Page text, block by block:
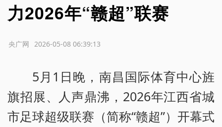
力2026年“赣超”联赛
2026-05-08 06:39:13
央广网
5月1日晚，南昌国际体育中心旌
旗招展、人声鼎沸，2026年江西省城
市足球超级联赛（简称“赣超”）开幕式